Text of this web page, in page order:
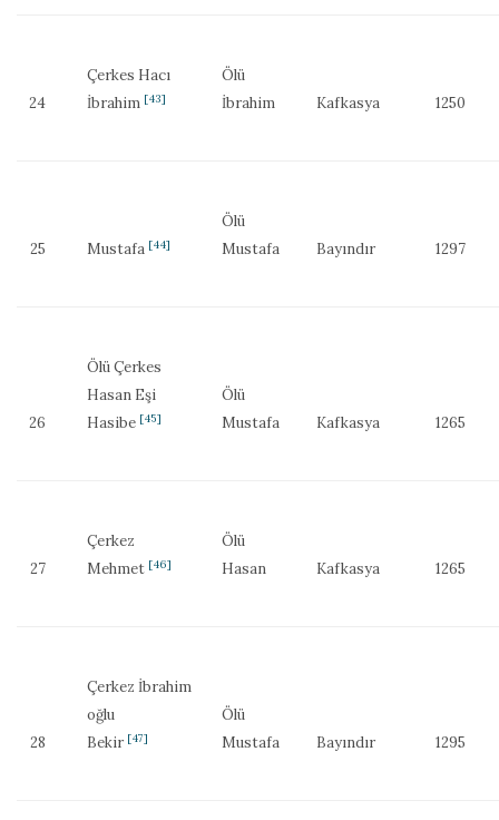
24
Çerkes Hacı
İbrahim [43]
Ölü
İbrahim
Kafkasya 1250
25 Mustafa [44]
Ölü
Mustafa
Bayındır 1297
26
Ölü Çerkes
Hasan Eşi
Hasibe [45]
Ölü
Mustafa
Kafkasya 1265
27
Çerkez
Mehmet [46]
Ölü
Hasan
Kafkasya 1265
28
Çerkez İbrahim
oğlu
Bekir [47]
Ölü
Mustafa
Bayındır 1295